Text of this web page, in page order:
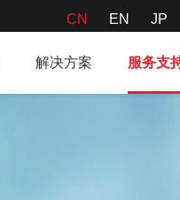
CN EN JP
解决方案 服务支